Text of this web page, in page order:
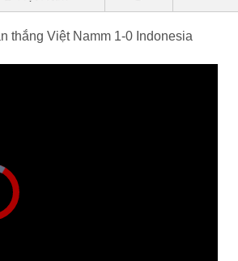
thắng Việt Namm 1-0 Indonesia